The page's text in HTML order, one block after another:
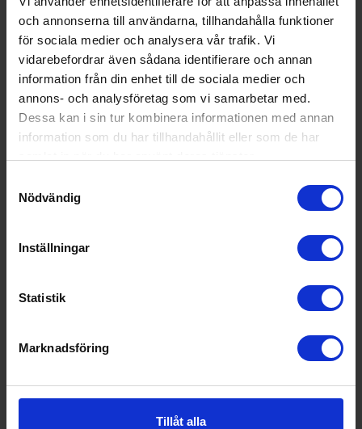
och annonserna till användarna, tillhandahålla funktioner
för sociala medier och analysera vår trafik. Vi
vidarebefordrar även sådana identifierare och annan
information från din enhet till de sociala medier och
annons- och analysföretag som vi samarbetar med.
Dessa kan i sin tur kombinera informationen med annan
information som du har tillhandahållit eller som de har
Nödvändig
Inställningar
Statistik
Marknadsföring
Tillåt alla
Varumärke:
Bosch
Modellbeteckning:
HBA534BW3
Bredd (cm):
59.4
Djup (cm):
EAN
42420054645
Allmän information
Rengöring i ugn:
Ångrengöring
Produktgrupp:
Inbyggnadsug
Funktioner och egenskaper
Ångfunktion (Ja/Nej):
Nej